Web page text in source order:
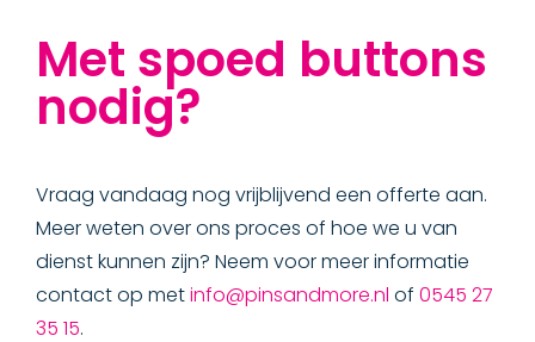
Met spoed buttons
nodig?
Vraag vandaag nog vrijblijvend een offerte aan.
Meer weten over ons proces of hoe we u van
dienst kunnen zijn? Neem voor meer informatie
contact op metinfo@pinsandmore.nl of 0545 27
35 15.